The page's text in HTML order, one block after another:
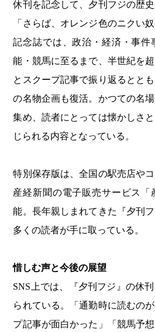
休刊を記念して、夕刊フジの歴
「さらば、オレンジ色のニクい
記念誌では、政治・経済・事件
能・競馬に至るまで、半世紀を
とスクープ記事で振り返るとと
の名物企画も復活。かつての名
集め、読者にとっては懐かしさ
じられる内容となっている。
特別保存版は、全国の駅売店や
産経新聞の電子販売サービス「
能。長年親しまれてきた『夕刊
多くの読者が手に取っている。
惜しむ声と今後の展望
SNS上では、『夕刊フジ』の休
られている。「通勤時に読むの
プ記事が面白かった」「競馬予